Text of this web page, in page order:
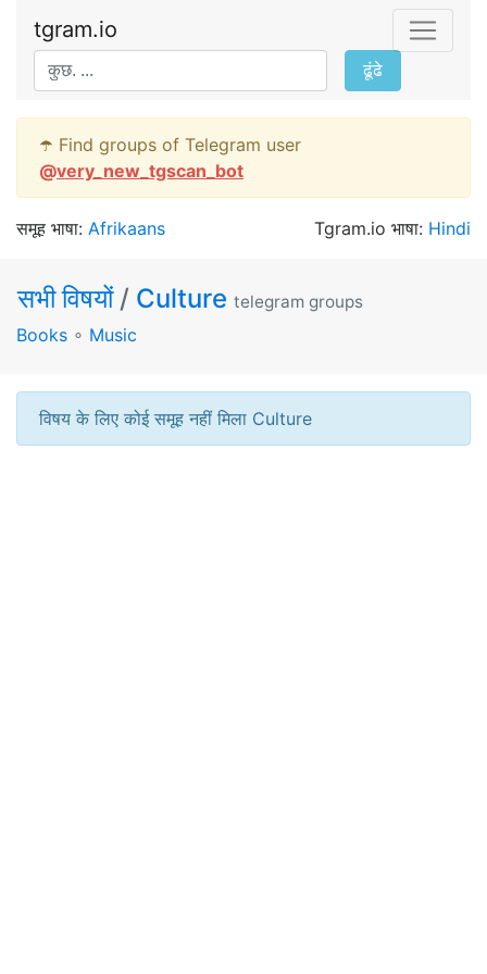
tgram.io
ढूंढे
☂️ Find groups of Telegram user
@very_new_tgscan_bot
समूह भाषा: Afrikaans Tgram.io भाषा: Hindi
सभी विषयों / Culture telegram groups
Books ∘ Music
विषय के लिए कोई समूह नहीं मिला Culture